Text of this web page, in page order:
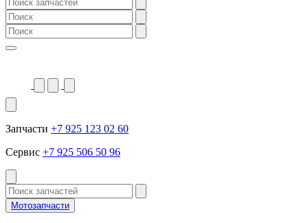
Запчасти +7 925 123 02 60
Сервис +7 925 506 50 96
Мотозапчасти